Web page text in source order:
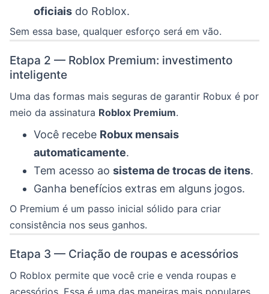
oficiais do Roblox.
Sem essa base, qualquer esforço será em vão.
Etapa 2 — Roblox Premium: investimento
inteligente
Uma das formas mais seguras de garantir Robux é por
meio da assinatura Roblox Premium.
Você recebe Robux mensais
automaticamente.
Tem acesso ao sistema de trocas de itens.
Ganha benefícios extras em alguns jogos.
O Premium é um passo inicial sólido para criar
consistência nos seus ganhos.
Etapa 3 — Criação de roupas e acessórios
O Roblox permite que você crie e venda roupas e
acessórios. Essa é uma das maneiras mais populares